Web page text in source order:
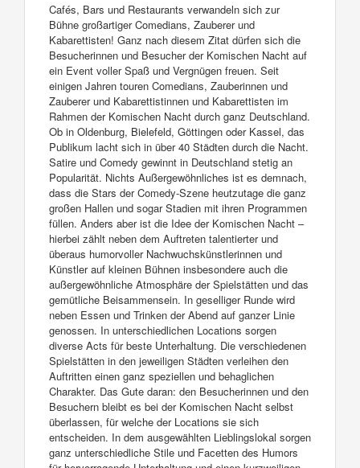
Cafés, Bars und Restaurants verwandeln sich zur
Bühne großartiger Comedians, Zauberer und
Kabarettisten! Ganz nach diesem Zitat dürfen sich die
Besucherinnen und Besucher der Komischen Nacht auf
ein Event voller Spaß und Vergnügen freuen. Seit
einigen Jahren touren Comedians, Zauberinnen und
Zauberer und Kabarettistinnen und Kabarettisten im
Rahmen der Komischen Nacht durch ganz Deutschland.
Ob in Oldenburg, Bielefeld, Göttingen oder Kassel, das
Publikum lacht sich in über 40 Städten durch die Nacht.
Satire und Comedy gewinnt in Deutschland stetig an
Popularität. Nichts Außergewöhnliches ist es demnach,
dass die Stars der Comedy-Szene heutzutage die ganz
großen Hallen und sogar Stadien mit ihren Programmen
füllen. Anders aber ist die Idee der Komischen Nacht –
hierbei zählt neben dem Auftreten talentierter und
überaus humorvoller Nachwuchskünstlerinnen und
Künstler auf kleinen Bühnen insbesondere auch die
außergewöhnliche Atmosphäre der Spielstätten und das
gemütliche Beisammensein. In geselliger Runde wird
neben Essen und Trinken der Abend auf ganzer Linie
genossen. In unterschiedlichen Locations sorgen
diverse Acts für beste Unterhaltung. Die verschiedenen
Spielstätten in den jeweiligen Städten verleihen den
Auftritten einen ganz speziellen und behaglichen
Charakter. Das Gute daran: den Besucherinnen und den
Besuchern bleibt es bei der Komischen Nacht selbst
überlassen, für welche der Locations sie sich
entscheiden. In dem ausgewählten Lieblingslokal sorgen
ganz unterschiedliche Stile und Facetten des Humors